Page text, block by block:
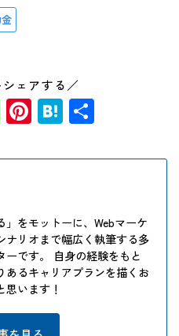
ェアする／
LinePinterest
Hatena
」をモットーに、Webマーケ
ナリオまで幅広く執筆する多
ーです。 自身の経験をもと
あるキャリアプランを描くお
思います！